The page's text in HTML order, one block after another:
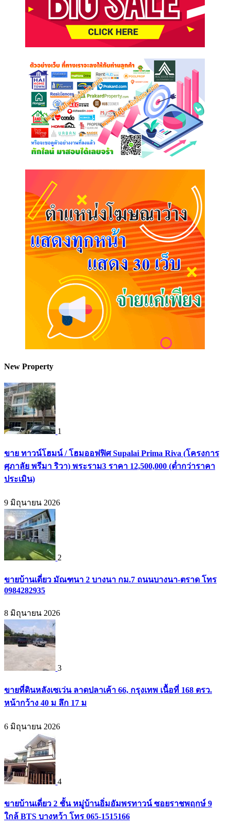
New Property
1
ขาย ทาวน์โฮมน์ / โฮมออฟฟิศ Supalai Prima Riva (โครงการ
ศุภาลัย พรีมา ริวา) พระราม3 ราคา 12,500,000 (ต่ำกว่าราคา
ประเมิน)
9 มิถุนายน 2026
2
ขายบ้านเดี่ยว มัณฑนา 2 บางนา กม.7 ถนนบางนา-ตราด โทร
0984282935
8 มิถุนายน 2026
3
ขายที่ดินหลังเซเว่น ลาดปลาเค้า 66, กรุงเทพ เนื้อที่ 168 ตรว.
หน้ากว้าง 40 ม ลึก 17 ม
6 มิถุนายน 2026
4
ขายบ้านเดี่ยว 2 ชั้น หมู่บ้านอิ่มอัมพรทาวน์ ซอยราชพฤกษ์ 9
ใกล้ BTS บางหว้า โทร 065-1515166